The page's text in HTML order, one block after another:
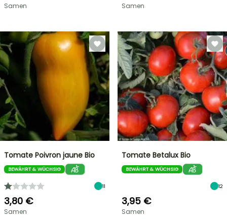
Samen Samen
Tomate Poivron jaune Bio
BEWÄHRT & WÜCHSIG
11
3,80 €
Samen
Tomate Betalux Bio
BEWÄHRT & WÜCHSIG
12
3,95 €
Samen